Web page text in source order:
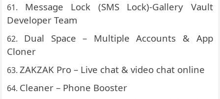
Message Lock (SMS Lock)-Gallery Vault
Developer Team
Dual Space – Multiple Accounts & App
Cloner
ZAKZAK Pro – Live chat & video chat online
Cleaner – Phone Booster